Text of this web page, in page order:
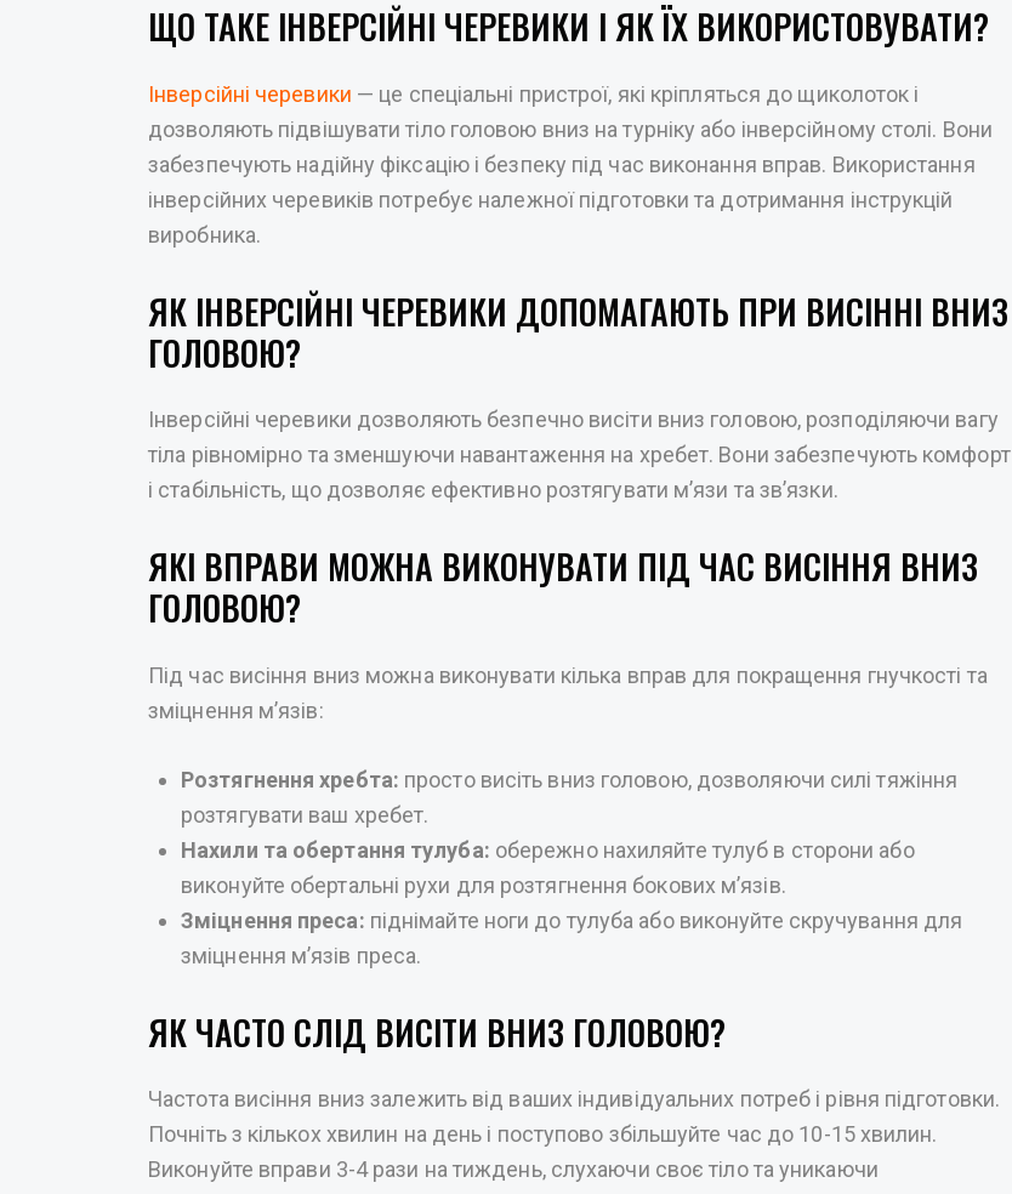
ЩО ТАКЕ ІНВЕРСІЙНІ ЧЕРЕВИКИ І ЯК ЇХ ВИКОРИСТОВУВАТИ?
Інверсійні черевики — це спеціальні пристрої, які кріпляться до щиколоток і
дозволяють підвішувати тіло головою вниз на турніку або інверсійному столі. Вони
забезпечують надійну фіксацію і безпеку під час виконання вправ. Використання
інверсійних черевиків потребує належної підготовки та дотримання інструкцій
виробника.
ЯК ІНВЕРСІЙНІ ЧЕРЕВИКИ ДОПОМАГАЮТЬ ПРИ ВИСІННІ ВНИЗ
ГОЛОВОЮ?
Інверсійні черевики дозволяють безпечно висіти вниз головою, розподіляючи вагу
тіла рівномірно та зменшуючи навантаження на хребет. Вони забезпечують комфорт
і стабільність, що дозволяє ефективно розтягувати м’язи та зв’язки.
ЯКІ ВПРАВИ МОЖНА ВИКОНУВАТИ ПІД ЧАС ВИСІННЯ ВНИЗ
ГОЛОВОЮ?
Під час висіння вниз можна виконувати кілька вправ для покращення гнучкості та
зміцнення м’язів:
Розтягнення хребта: просто висіть вниз головою, дозволяючи силі тяжіння
розтягувати ваш хребет.
Нахили та обертання тулуба: обережно нахиляйте тулуб в сторони або
виконуйте обертальні рухи для розтягнення бокових м’язів.
Зміцнення преса: піднімайте ноги до тулуба або виконуйте скручування для
зміцнення м’язів преса.
ЯК ЧАСТО СЛІД ВИСІТИ ВНИЗ ГОЛОВОЮ?
Частота висіння вниз залежить від ваших індивідуальних потреб і рівня підготовки.
Почніть з кількох хвилин на день і поступово збільшуйте час до 10-15 хвилин.
Виконуйте вправи 3-4 рази на тиждень, слухаючи своє тіло та уникаючи